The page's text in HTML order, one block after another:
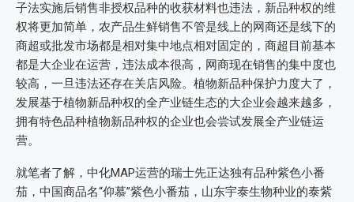
子法实施后销售非授权品种的收获材料也违法，新品种权的维
权将更加简单，农产品生鲜销售不管是线上的网商还是线下的
商超或批发市场都是相对集中地点相对固定的，商超目前基本
都是大企业在运营，违法成本很高，网商现在销售的集中度也
较高，一旦违法还存在关店风险。植物新品种保护力度大了，
发展基于植物新品种权的全产业链生态的大企业会越来越多，
拥有特色品种植物新品种权的企业也会尝试发展全产业链运
营。
就笔者了解，中化MAP运营的瑞士先正达独有品种紫色小番
茄，中国商品名“仰慕”紫色小番茄，山东宇泰生物种业的泰紫